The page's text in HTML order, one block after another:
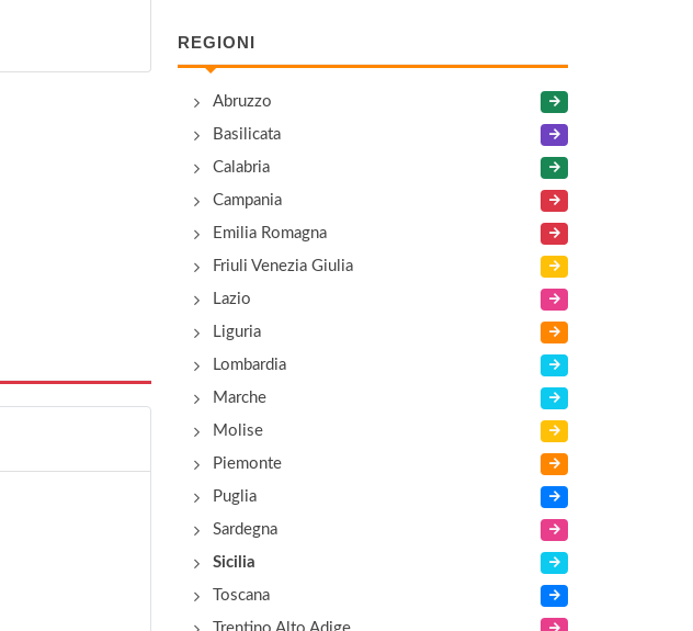
REGIONI
Abruzzo
Basilicata
Calabria
Campania
Emilia Romagna
Friuli Venezia Giulia
Lazio
Liguria
Lombardia
Marche
Molise
Piemonte
Puglia
Sardegna
Sicilia
Toscana